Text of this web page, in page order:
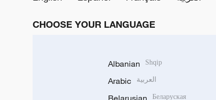
CHOOSE YOUR LANGUAGE
Albanian Shqip
Arabic العربية
Belarusian Беларуская